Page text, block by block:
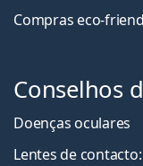
Compras eco-
Conselhos
Doenças oculares
Lentes de